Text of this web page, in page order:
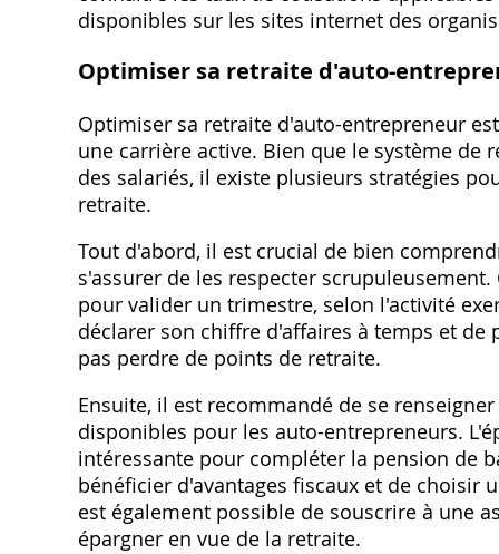
disponibles sur les sites internet des
Optimiser sa retraite d'auto-
Optimiser sa retraite d'auto-entrepreneur
une carrière active. Bien que le système
des salariés‚ il existe plusieurs stratégies
retraite.
Tout d'abord‚ il est crucial de bien
s'assurer de les respecter
pour valider un trimestre‚ selon l'activité
déclarer son chiffre d'affaires à temps et
pas perdre de points de retraite.
Ensuite‚ il est recommandé de se
disponibles pour les auto-entrepreneurs.
intéressante pour compléter la pension de
bénéficier d'avantages fiscaux et de choisir
est également possible de souscrire à une
épargner en vue de la retraite.